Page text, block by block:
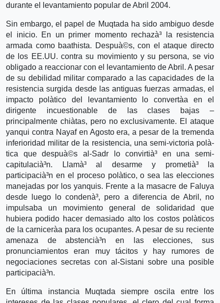
durante el levantamiento popular de Abril 2004.
Sin embargo, el papel de Muqtada ha sido ambiguo desde
el inicio. En un primer momento rechazà³ la resistencia
armada como baathista. Despuà©s, con el ataque directo
de los EE.UU. contra su movimiento y su persona, se vio
obligado a reaccionar con el levantamiento de Abril. A pesar
de su debilidad militar comparado a las capacidades de la
resistencia surgida desde las antiguas fuerzas armadas, el
impacto polà­tico del levantamiento lo convertà­a en el
dirigente incuestionable de las clases bajas –
principalmente chià­tas, pero no exclusivamente. El ataque
yanqui contra Nayaf en Agosto era, a pesar de la tremenda
inferioridad militar de la resistencia, una semi-victoria polà­
tica que despuà©s al-Sadr lo convirtià³ en una semi-
capitulacià³n. Llamà³ al desarme y prometià³ la
participacià³n en el proceso polà­tico, o sea las elecciones
manejadas por los yanquis. Frente a la masacre de Faluya
desde luego lo condenà³, pero a diferencia de Abril, no
impulsaba un movimiento general de solidaridad que
hubiera podido hacer demasiado alto los costos polà­ticos
de la carnicerà­a para los ocupantes. A pesar de su reciente
amenaza de abstencià³n en las elecciones, sus
pronunciamientos eran muy tácitos y hay rumores de
negociaciones secretas con al-Sistani sobre una posible
participacià³n.
En última instancia Muqtada siempre oscila entre los